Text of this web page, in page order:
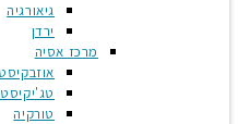
גיאורגיה
ירדן
מרכז אסיה
אוזבקיסטן
טג'יקיסטן
טורקיה